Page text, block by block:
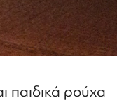
παιδικά ρούχα